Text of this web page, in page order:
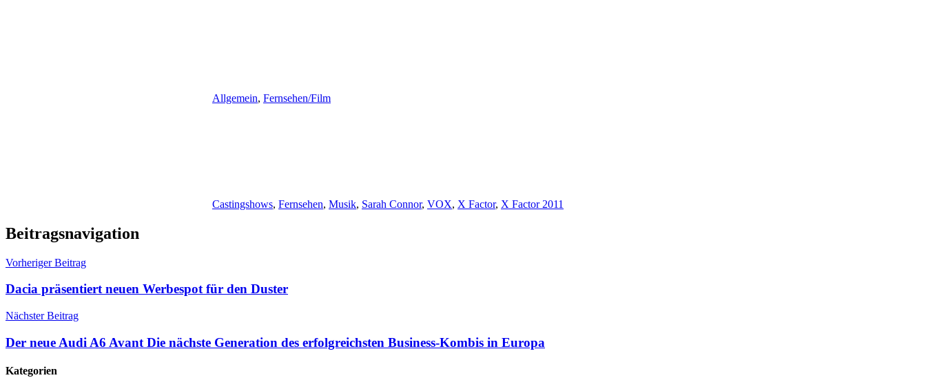
Allgemein, Fernsehen/Film
Castingshows, Fernsehen, Musik, Sarah Connor, VOX, X Factor, X Factor 2011
Beitragsnavigation
Vorheriger Beitrag
Dacia präsentiert neuen Werbespot für den Duster
Nächster Beitrag
Der neue Audi A6 Avant Die nächste Generation des erfolgreichsten Business-Kombis in Europa
Kategorien